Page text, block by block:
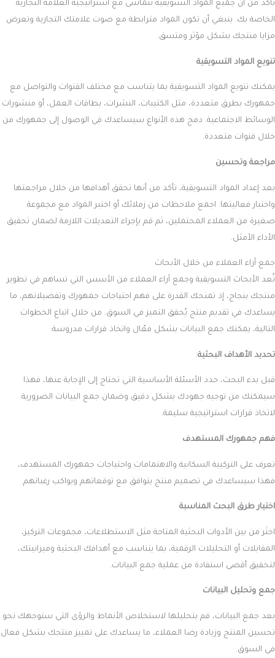
تأكد من أن جميع المواد التسويقية تتماشى مع استراتيجية العلامة التجارية
الخاصة بك. ينبغي أن تكون المواد مترابطة مع صوت علامتك التجارية وتعرض
مزايا منتجك بشكل مؤثر ومتسق.
تنويع المواد التسويقية
يمكنك تنويع المواد التسويقية بما يتناسب مع مختلف القنوات والتواصل مع
جمهورك بطرق متعددة، مثل الكتيبات، النشرات، بطاقات العمل، أو منشورات
الوسائط الاجتماعية. دمج هذه الأنواع سيساعدك في الوصول إلى جمهورك من
خلال قنوات متعددة.
مراجعة وتحسين
بعد إعداد المواد التسويقية، تأكد من أنها تحقق أهدافها من خلال مراجعتها
واختبار فعاليتها. اجمع ملاحظات من زملائك أو اختبر المواد مع مجموعة
صغيرة من العملاء المحتملين، ثم قم بإجراء التعديلات اللازمة لضمان تحقيق
الأداء الأمثل.
جمع آراء العملاء من خلال الأبحاث
تُعد الأبحاث التسويقية وجمع آراء العملاء من الأسس التي تساهم في تطوير
منتجك بنجاح، إذ تمنحك القدرة على فهم احتياجات جمهورك وتفضيلاتهم، ما
يساعدك في تقديم منتج يُحقق التميز في السوق. من خلال اتباع الخطوات
التالية، يمكنك جمع البيانات بشكل فعّال واتخاذ قرارات مدروسة:
تحديد الأهداف البحثية:
قبل بدء البحث، حدد الأسئلة الأساسية التي تحتاج إلى الإجابة عنها، فهذا
سيمكنك من توجيه جهودك بشكل دقيق وضمان جمع البيانات الضرورية
لاتخاذ قرارات استراتيجية سليمة.
فهم جمهورك المستهدف
تعرف على التركيبة السكانية والاهتمامات واحتياجات جمهورك المستهدف،
فهذا سيساعدك في تصميم منتج يتوافق مع توقعاتهم ويواكب رغباتهم.
اختيار طرق البحث المناسبة
اختَر من بين الأدوات البحثية المتاحة مثل الاستطلاعات، مجموعات التركيز،
المقابلات أو التحليلات الرقمية، بما يتناسب مع أهدافك البحثية وميزانيتك،
لتحقيق أقصى استفادة من عملية جمع البيانات.
جمع وتحليل البيانات
بعد جمع البيانات، قم بتحليلها لاستخلاص الأنماط والرؤى التي ستوجهك نحو
تحسين المنتج وزيادة رضا العملاء، ما يساعدك على تمييز منتجك بشكل فعال
في السوق.